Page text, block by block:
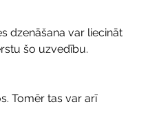
dzenāšana var liecināt
šo uzvedību.
Tomēr tas var arī